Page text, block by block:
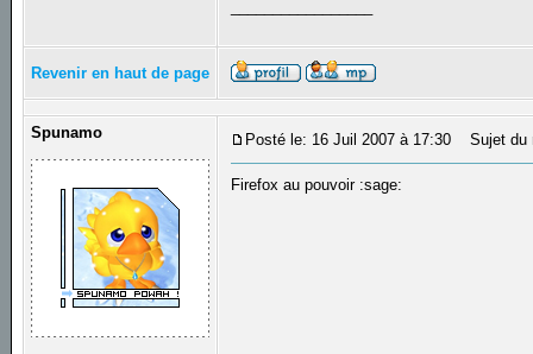
Revenir en haut de page
Spunamo Posté le: 16 Juil 2007 à 17:30 Sujet du
Firefox au pouvoir :sage: